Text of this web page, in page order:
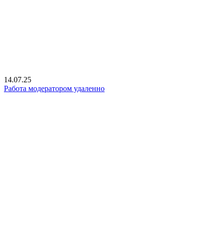
14.07.25
Работа модератором удаленно